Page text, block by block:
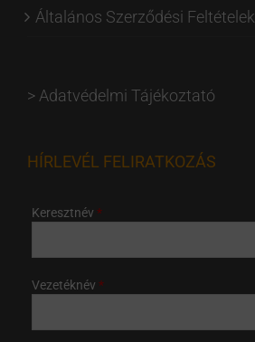
Általános Szerződési Feltételek
> Adatvédelmi Tájékoztató
HÍRLEVÉL FELIRATKOZÁS
Keresztnév
Vezetéknév